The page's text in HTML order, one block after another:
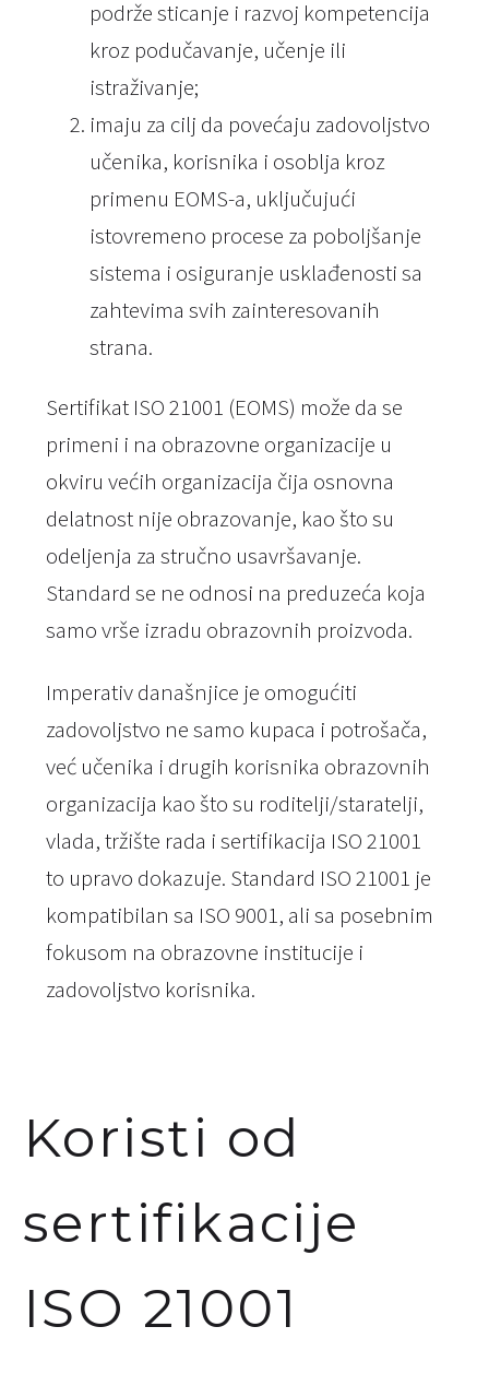
podrže sticanje i razvoj kompetencija
kroz podučavanje, učenje ili
istraživanje;
imaju za cilj da povećaju zadovoljstvo
učenika, korisnika i osoblja kroz
primenu EOMS-a, uključujući
istovremeno procese za poboljšanje
sistema i osiguranje usklađenosti sa
zahtevima svih zainteresovanih
strana.
Sertifikat ISO 21001 (EOMS) može da se
primeni i na obrazovne organizacije u
okviru većih organizacija čija osnovna
delatnost nije obrazovanje, kao što su
odeljenja za stručno usavršavanje.
Standard se ne odnosi na preduzeća koja
samo vrše izradu obrazovnih proizvoda.
Imperativ današnjice je omogućiti
zadovoljstvo ne samo kupaca i potrošača,
već učenika i drugih korisnika obrazovnih
organizacija kao što su roditelji/staratelji,
vlada, tržište rada i sertifikacija ISO 21001
to upravo dokazuje. Standard ISO 21001 je
kompatibilan sa ISO 9001, ali sa posebnim
fokusom na obrazovne institucije i
zadovoljstvo korisnika.
Koristi od
sertifikacije
ISO 21001